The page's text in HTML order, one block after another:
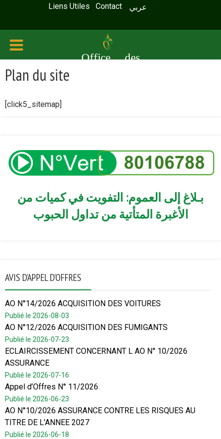
Liens Utiles Contact عربي
Office des
Plan du site
[click5_sitemap]
بـلاغ إلى العموم: التفويت في كميات من
الأغبرة المتأتية من تداول الحبوب
AVIS D’APPEL D’OFFRES
AO N°14/2026 ACQUISITION DES VOITURES
Publié le 2026-08-03
AO N°12/2026 ACQUISITION DES FUMIGANTS
Publié le 2026-07-23
ECLAIRCISSEMENT CONCERNANT L AO N° 10/2026
ASSURANCE
Publié le 2026-07-16
Appel d’Offres N° 11/2026
Publié le 2026-06-23
AO N°10/2026 ASSURANCE CONTRE LES RISQUES AU
TITRE DE L’ANNEE 2027
Publié le 2026-06-18